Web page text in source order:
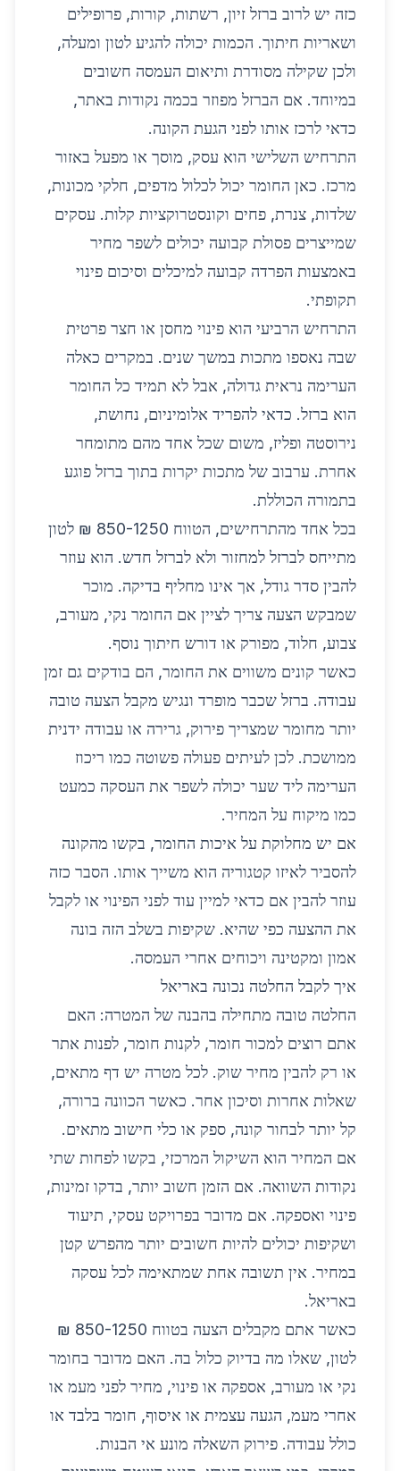
כזה יש לרוב ברזל זיון, רשתות, קורות, פרופילים
ושאריות חיתוך. הכמות יכולה להגיע לטון ומעלה,
ולכן שקילה מסודרת ותיאום העמסה חשובים
במיוחד. אם הברזל מפוזר בכמה נקודות באתר,
כדאי לרכז אותו לפני הגעת הקונה.
התרחיש השלישי הוא עסק, מוסך או מפעל באזור
מרכז. כאן החומר יכול לכלול מדפים, חלקי מכונות,
שלדות, צנרת, פחים וקונסטרוקציות קלות. עסקים
שמייצרים פסולת קבועה יכולים לשפר מחיר
באמצעות הפרדה קבועה למיכלים וסיכום פינוי
תקופתי.
התרחיש הרביעי הוא פינוי מחסן או חצר פרטית
שבה נאספו מתכות במשך שנים. במקרים כאלה
הערימה נראית גדולה, אבל לא תמיד כל החומר
הוא ברזל. כדאי להפריד אלומיניום, נחושת,
נירוסטה ופליז, משום שכל אחד מהם מתומחר
אחרת. ערבוב של מתכות יקרות בתוך ברזל פוגע
בתמורה הכוללת.
בכל אחד מהתרחישים, הטווח 850-1250 ₪ לטון
מתייחס לברזל למחזור ולא לברזל חדש. הוא עוזר
להבין סדר גודל, אך אינו מחליף בדיקה. מוכר
שמבקש הצעה צריך לציין אם החומר נקי, מעורב,
צבוע, חלוד, מפורק או דורש חיתוך נוסף.
כאשר קונים משווים את החומר, הם בודקים גם זמן
עבודה. ברזל שכבר מופרד ונגיש מקבל הצעה טובה
יותר מחומר שמצריך פירוק, גרירה או עבודה ידנית
ממושכת. לכן לעיתים פעולה פשוטה כמו ריכוז
הערימה ליד שער יכולה לשפר את העסקה כמעט
כמו מיקוח על המחיר.
אם יש מחלוקת על איכות החומר, בקשו מהקונה
להסביר לאיזו קטגוריה הוא משייך אותו. הסבר כזה
עוזר להבין אם כדאי למיין עוד לפני הפינוי או לקבל
את ההצעה כפי שהיא. שקיפות בשלב הזה בונה
אמון ומקטינה ויכוחים אחרי העמסה.
איך לקבל החלטה נכונה באריאל
החלטה טובה מתחילה בהבנה של המטרה: האם
אתם רוצים למכור חומר, לקנות חומר, לפנות אתר
או רק להבין מחיר שוק. לכל מטרה יש דף מתאים,
שאלות אחרות וסיכון אחר. כאשר הכוונה ברורה,
קל יותר לבחור קונה, ספק או כלי חישוב מתאים.
אם המחיר הוא השיקול המרכזי, בקשו לפחות שתי
נקודות השוואה. אם הזמן חשוב יותר, בדקו זמינות,
פינוי ואספקה. אם מדובר בפרויקט עסקי, תיעוד
ושקיפות יכולים להיות חשובים יותר מהפרש קטן
במחיר. אין תשובה אחת שמתאימה לכל עסקה
באריאל.
כאשר אתם מקבלים הצעה בטווח 850-1250 ₪
לטון, שאלו מה בדיוק כלול בה. האם מדובר בחומר
נקי או מעורב, אספקה או פינוי, מחיר לפני מעמ או
אחרי מעמ, הגעה עצמית או איסוף, חומר בלבד או
כולל עבודה. פירוק השאלה מונע אי הבנות.